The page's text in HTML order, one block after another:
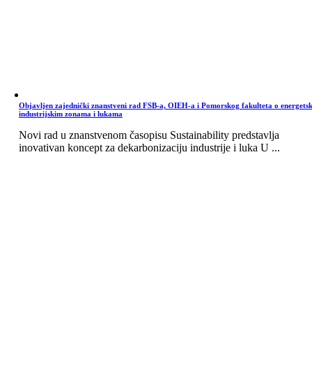
Objavljen zajednički znanstveni rad FSB-a, OIEH-a i Pomorskog fakulteta o
industrijskim zonama i lukama
Novi rad u znanstvenom časopisu Sustainability predstavlja
inovativan koncept za dekarbonizaciju industrije i luka U ...